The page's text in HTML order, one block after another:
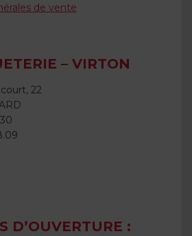
de vente
– VIRTON
22
D’OUVERTURE :